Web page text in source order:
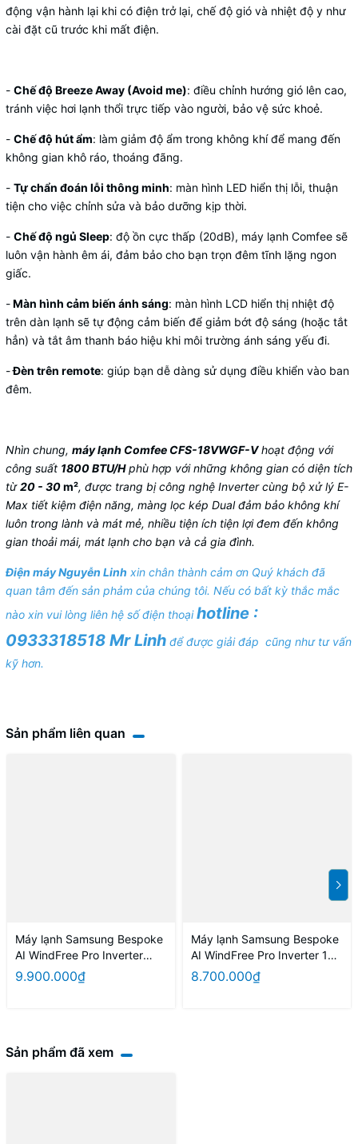
động vận hành lại khi có điện trở lại, chế độ gió và nhiệt độ y như
cài đặt cũ trước khi mất điện.
- Chế độ Breeze Away (Avoid me): điều chỉnh hướng gió lên cao,
tránh việc hơi lạnh thổi trực tiếp vào người, bảo vệ sức khoẻ.
- Chế độ hút ẩm: làm giảm độ ẩm trong không khí để mang đến
không gian khô ráo, thoáng đãng.
- Tự chẩn đoán lỗi thông minh: màn hình LED hiển thị lỗi, thuận
tiện cho việc chỉnh sửa và bảo dưỡng kịp thời.
- Chế độ ngủ Sleep: độ ồn cực thấp (20dB), máy lạnh Comfee sẽ
luôn vận hành êm ái, đảm bảo cho bạn trọn đêm tĩnh lặng ngon
giấc.
-Màn hình cảm biến ánh sáng: màn hình LCD hiển thị nhiệt độ
trên dàn lạnh sẽ tự động cảm biến để giảm bớt độ sáng (hoặc tắt
hẳn) và tắt âm thanh báo hiệu khi môi trường ánh sáng yếu đi.
-Đèn trên remote: giúp bạn dễ dàng sử dụng điều khiển vào ban
đêm.
Nhìn chung, máy lạnh Comfee CFS-18VWGF-Vhoạt động với
công suất 1800 BTU/Hphù hợp với những không gian có diện tích
từ20 - 30m², được trang bị công nghệ Inverter cùng bộ xử lý E-
Max tiết kiệm điện năng, màng lọc kép Dual đảm bảo không khí
luôn trong lành và mát mẻ, nhiều tiện ích tiện lợi đem đến không
gian thoải mái, mát lạnh cho bạn và cả gia đình.
Điện máy Nguyễn Linh xin chân thành cảm ơn Quý khách đã
quan tâm đến sản phảm của chúng tôi. Nếu có bất kỳ thắc mắc
nào xin vui lòng liên hệ số điện thoạihotline :
0933318518 Mr Linh để được giải đáp cũng như tư vấn
kỹ hơn.
Sản phẩm liên quan
Máy lạnh Samsung Bespoke
AI WindFree Pro Inverter
1.5HP AR80H13D
9.900.000₫
Máy lạnh Samsung Bespoke
AI WindFree Pro Inverter 1HP
AR80H10D
8.700.000₫
Sản phẩm đã xem